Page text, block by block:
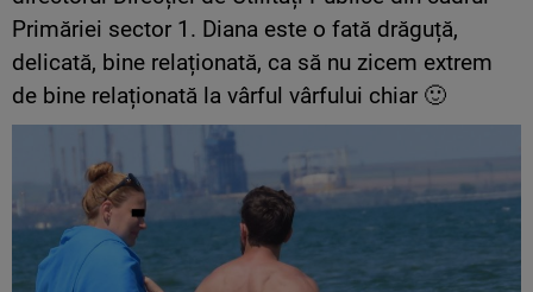
Primăriei sector 1. Diana este o fată drăguță,
delicată, bine relaționată, ca să nu zicem extrem
de bine relaționată la vârful vârfului chiar 🙂